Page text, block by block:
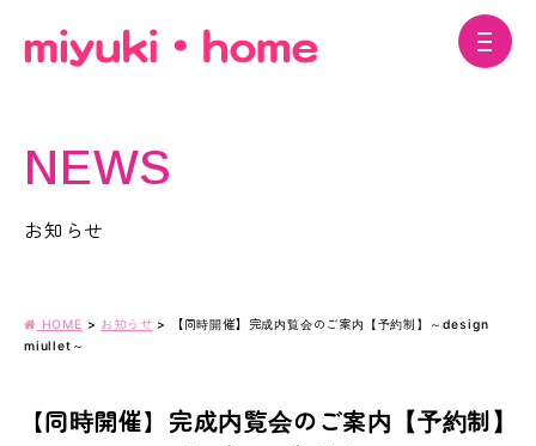
NEWS
お知らせ
HOME > お知らせ >
【同時開催】完成内覧会のご案内【予約制】～design
miullet～
【同時開催】完成内覧会のご案内【予約制】